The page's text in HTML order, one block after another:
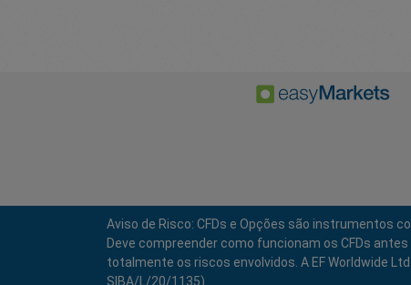
Aviso de Risco: CFDs e Opções são instrumentos
Deve compreender como funcionam os CFDs
totalmente os riscos envolvidos. A EF Worldwide
SIBA/L/20/1135).